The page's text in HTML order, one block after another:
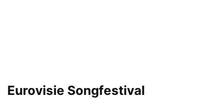
Eurovisie Songfestival